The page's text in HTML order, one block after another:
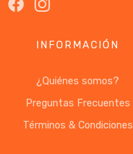
INFORMACIÓN
¿Quiénes somos?
Preguntas Frecuentes
Términos & Condiciones